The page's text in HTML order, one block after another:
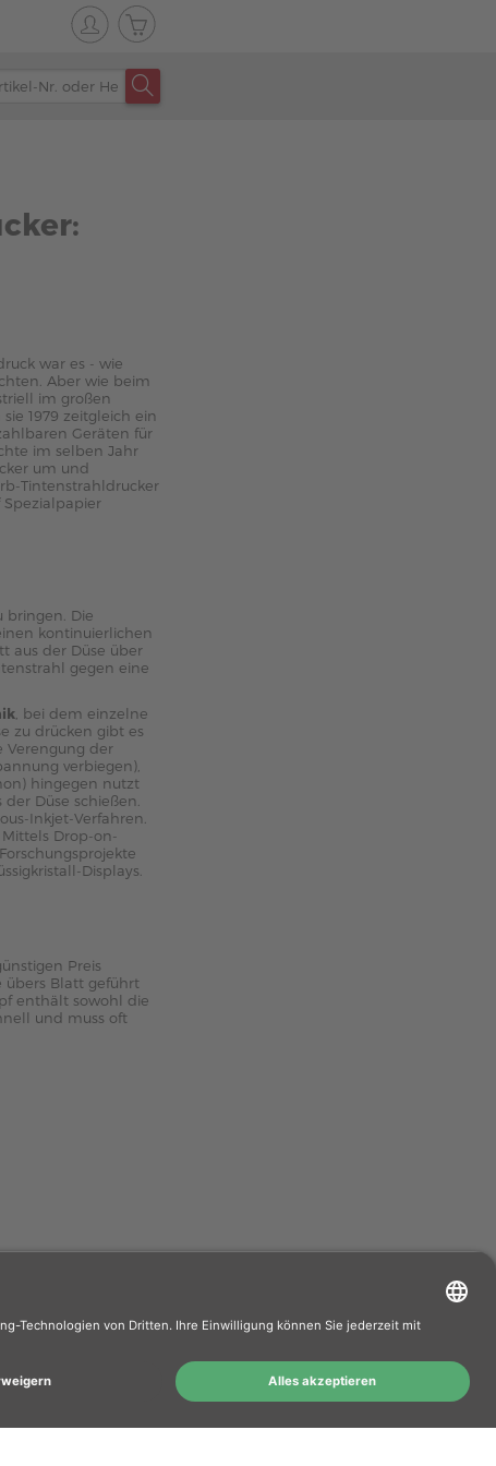
war es - wie
Aber wie beim
im großen
sie 1979 zeitgleich ein
Geräten für
im selben Jahr
um und
Tintenstrahldrucker
Spezialpapier
bringen. Die
kontinuierlichen
aus der Düse über
gegen eine
, bei dem einzelne
zu drücken gibt es
Verengung der
verbiegen),
hingegen nutzt
Düse schießen.
Inkjet-Verfahren.
Drop-on-
Displays.
Preis
übers Blatt geführt
enthält sowohl die
und muss oft
Wenn Sie
Widerrufsbelehrung Datenschutz Kontakt
Einstellungen Vertrag widerrufen